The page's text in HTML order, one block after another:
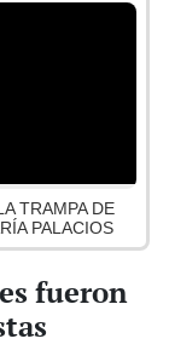
TRAMPA DE
PALACIOS
fueron